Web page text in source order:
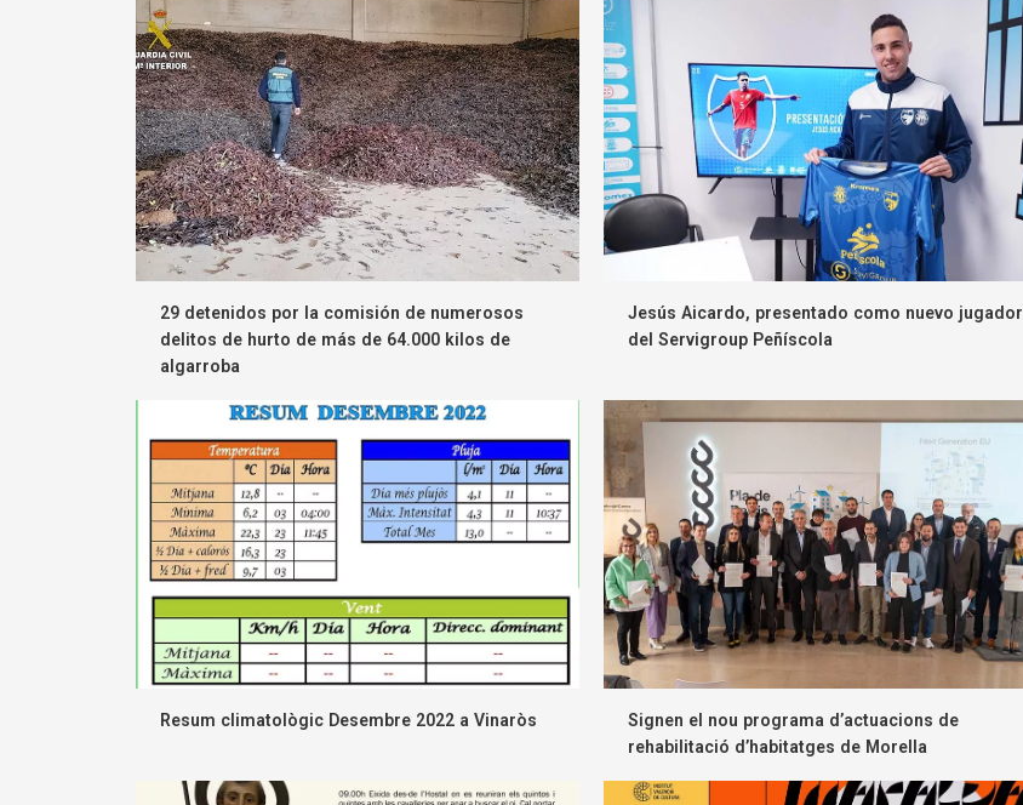
29 detenidos por la comisión de numerosos
delitos de hurto de más de 64.000 kilos de
algarroba
Jesús Aicardo, presentado como nuevo jugador
del Servigroup Peñíscola
Resum climatològic Desembre 2022 a Vinaròs
Signen el nou programa d’actuacions de
rehabilitació d’habitatges de Morella